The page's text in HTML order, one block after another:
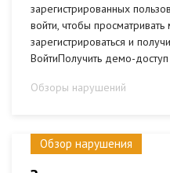
зарегистрированных
войти, чтобы
зарегистрироваться и
ВойтиПолучить демо-доступ
Обзоры нарушений
Обзор нарушения